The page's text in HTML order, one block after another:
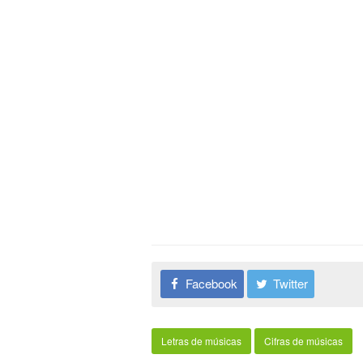
Facebook Twitter
Letras de músicas Cifras de músicas